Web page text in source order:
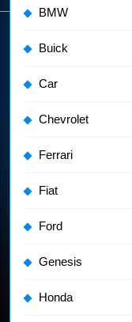
BMW
Buick
Car
Chevrolet
Ferrari
Fiat
Ford
Genesis
Honda